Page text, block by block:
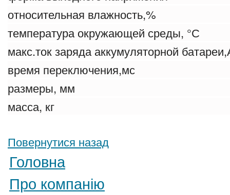
относительная
температура окружающей
макс.ток заряда
время
размеры, мм
масса, кг
Повернутися назад
Головна
Про компанію